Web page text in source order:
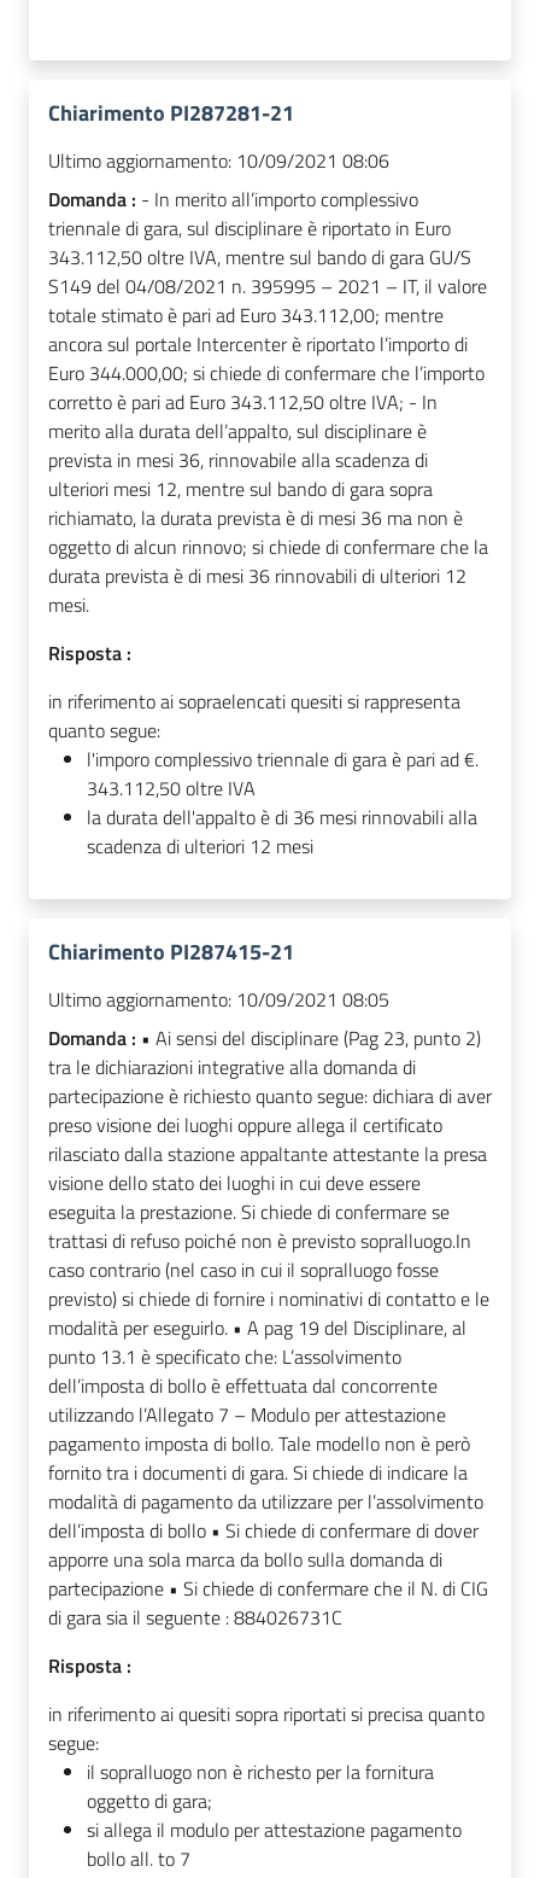
Chiarimento PI287281-21
Ultimo aggiornamento: 10/09/2021 08:06
Domanda : - In merito all’importo complessivo
triennale di gara, sul disciplinare è riportato in Euro
343.112,50 oltre IVA, mentre sul bando di gara GU/S
S149 del 04/08/2021 n. 395995 – 2021 – IT, il valore
totale stimato è pari ad Euro 343.112,00; mentre
ancora sul portale Intercenter è riportato l’importo di
Euro 344.000,00; si chiede di confermare che l’importo
corretto è pari ad Euro 343.112,50 oltre IVA; - In
merito alla durata dell’appalto, sul disciplinare è
prevista in mesi 36, rinnovabile alla scadenza di
ulteriori mesi 12, mentre sul bando di gara sopra
richiamato, la durata prevista è di mesi 36 ma non è
oggetto di alcun rinnovo; si chiede di confermare che la
durata prevista è di mesi 36 rinnovabili di ulteriori 12
mesi.
Risposta :
in riferimento ai sopraelencati quesiti si rappresenta
quanto segue:
l'imporo complessivo triennale di gara è pari ad €.
343.112,50 oltre IVA
la durata dell'appalto è di 36 mesi rinnovabili alla
scadenza di ulteriori 12 mesi
Chiarimento PI287415-21
Ultimo aggiornamento: 10/09/2021 08:05
Domanda : • Ai sensi del disciplinare (Pag 23, punto 2)
tra le dichiarazioni integrative alla domanda di
partecipazione è richiesto quanto segue: dichiara di aver
preso visione dei luoghi oppure allega il certificato
rilasciato dalla stazione appaltante attestante la presa
visione dello stato dei luoghi in cui deve essere
eseguita la prestazione. Si chiede di confermare se
trattasi di refuso poiché non è previsto sopralluogo.In
caso contrario (nel caso in cui il sopralluogo fosse
previsto) si chiede di fornire i nominativi di contatto e le
modalità per eseguirlo. • A pag 19 del Disciplinare, al
punto 13.1 è specificato che: L’assolvimento
dell’imposta di bollo è effettuata dal concorrente
utilizzando l’Allegato 7 – Modulo per attestazione
pagamento imposta di bollo. Tale modello non è però
fornito tra i documenti di gara. Si chiede di indicare la
modalità di pagamento da utilizzare per l’assolvimento
dell’imposta di bollo • Si chiede di confermare di dover
apporre una sola marca da bollo sulla domanda di
partecipazione • Si chiede di confermare che il N. di CIG
di gara sia il seguente : 884026731C
Risposta :
in riferimento ai quesiti sopra riportati si precisa quanto
segue:
il sopralluogo non è richesto per la fornitura
oggetto di gara;
si allega il modulo per attestazione pagamento
bollo all. to 7